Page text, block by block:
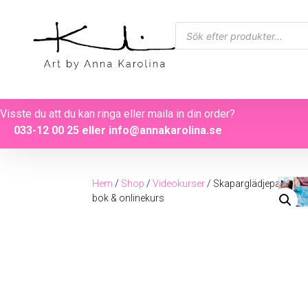
Visste du att du kan ringa eller maila in din order?
033-12 00 25eller info@annakarolina.se
Hem / Shop /Videokurser / Skaparglädjepaket
bok & onlinekurs